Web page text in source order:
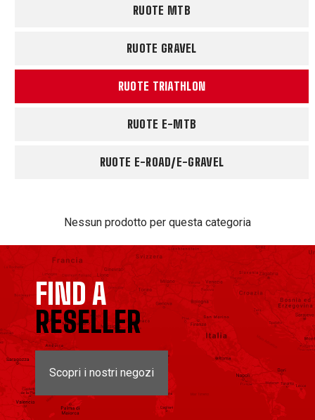
RUOTE MTB
RUOTE GRAVEL
RUOTE TRIATHLON
RUOTE E-MTB
RUOTE E-ROAD/E-GRAVEL
Nessun prodotto per questa categoria
FIND A
RESELLER
Scopri i nostri negozi